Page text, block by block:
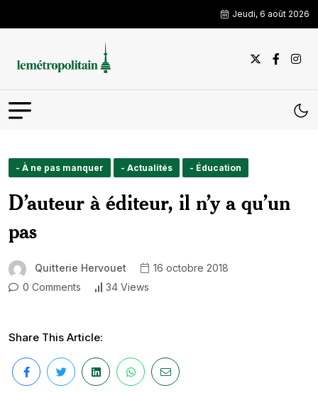
Jeudi, 6 août 2026
- À ne pas manquer - Actualités - Éducation
D’auteur à éditeur, il n’y a qu’un
pas
Quitterie Hervouet
16 octobre 2018
0 Comments
34 Views
Share This Article: